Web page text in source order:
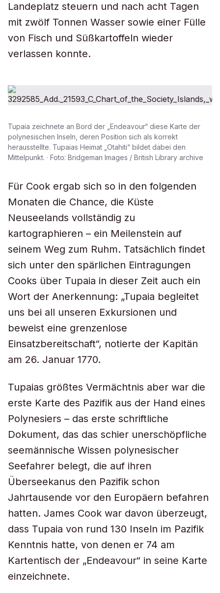
Landeplatz steuern und nach acht Tagen
mit zwölf Tonnen Wasser sowie einer Fülle
von Fisch und Süßkartoffeln wieder
verlassen konnte.
Tupaia zeichnete an Bord der „Endeavour“ diese Karte der
polynesischen Inseln, deren Position sich als korrekt
herausstellte. Tupaias Heimat „Otahiti“ bildet dabei den
Mittelpunkt. · Foto: Bridgeman Images / British Library archive
Für Cook ergab sich so in den folgenden
Monaten die Chance, die Küste
Neuseelands vollständig zu
kartographieren – ein Meilenstein auf
seinem Weg zum Ruhm. Tatsächlich findet
sich unter den spärlichen Eintragungen
Cooks über Tupaia in dieser Zeit auch ein
Wort der Anerkennung: „Tupaia begleitet
uns bei all unseren Exkursionen und
beweist eine grenzenlose
Einsatzbereitschaft“, notierte der Kapitän
am 26. Januar 1770.
Tupaias größtes Vermächtnis aber war die
erste Karte des Pazifik aus der Hand eines
Polynesiers – das erste schriftliche
Dokument, das das schier unerschöpfliche
seemännische Wissen polynesischer
Seefahrer belegt, die auf ihren
Überseekanus den Pazifik schon
Jahrtausende vor den Europäern befahren
hatten. James Cook war davon überzeugt,
dass Tupaia von rund 130 Inseln im Pazifik
Kenntnis hatte, von denen er 74 am
Kartentisch der „Endeavour“ in seine Karte
einzeichnete.